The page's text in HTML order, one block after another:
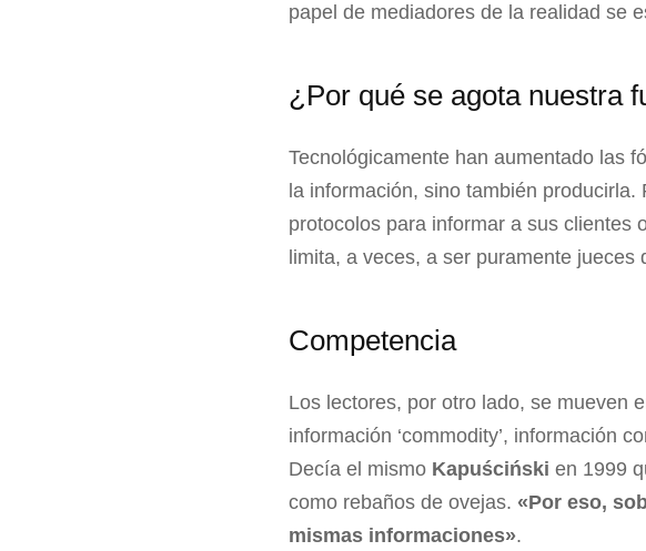
papel de mediadores de la realidad se
¿Por qué se agota nuestra
Tecnológicamente han aumentado las
la información, sino también
protocolos para informar a sus clientes
limita, a veces, a ser puramente
Competencia
Los lectores, por otro lado, se mueven
información ‘commodity’, información
Decía el mismo Kapuściński en 1999
como rebaños de ovejas. «Por eso,
mismas informaciones».